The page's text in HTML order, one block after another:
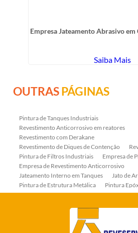
Empresa Jateamento Abrasivo em
Saiba Mais
OUTRASPÁGINAS
Pintura de Tanques Industriais
Revestimento Anticorrosivo em reatores
Revestimento com Derakane
Revestimento de Diques de Contenção
Pintura de Filtros Industriais
Empresa de
Empresa de Revestimento Anticorrosivo
Jateamento Interno em Tanques
Jato de
Pintura de Estrutura Metálica
Pintura
Piso Epóxi Autonivelante
Revestimento
Revestimentos Anticorrosivos em Trocadores